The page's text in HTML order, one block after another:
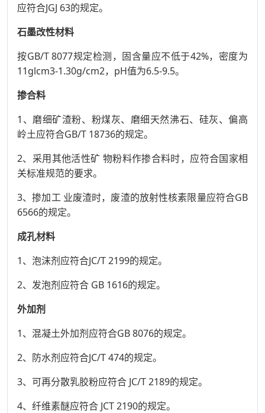
应符合JGJ 63的规定。
石墨改性材料
按GB/T 8077规定检测，固含量应不低于42%，密度为
11glcm3-1.30g/cm2，pH值为6.5-9.5。
掺合料
1、磨细矿渣粉、粉煤灰、磨细天然沸石、硅灰、偏高
岭土应符合GB/T 18736的规定。
2、采用其他活性矿 物粉料作掺合料时，应符合国家相
关标准规范的要求。
3、掺加工 业废渣时，废渣的放射性核素限量应符合GB
6566的规定。
成孔材料
1、泡沫剂应符合JC/T 2199的规定。
2、发泡剂应符合 GB 1616的规定。
外加剂
1、混凝土外加剂应符合GB 8076的规定。
2、防水剂应符合JC/T 474的规定。
3、可再分散乳胶粉应符合 JC/T 2189的规定。
4、纤维素醚应符合 JCT 2190的规定。